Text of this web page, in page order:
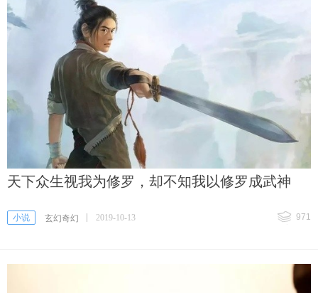
天下众生视我为修罗，却不知我以修罗成武神
小说 玄幻奇幻 2019-10-13 971